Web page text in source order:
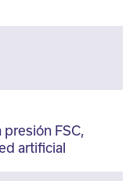
FSC,
artificial